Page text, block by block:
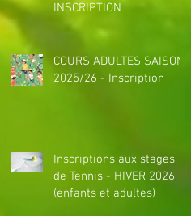
INSCRIPTION
COURS ADULTES SAISON
2025/26 - Inscription
Inscriptions aux stages
de Tennis - HIVER 2026
(enfants et adultes)